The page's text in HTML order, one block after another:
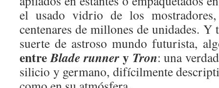
el usado vidrio de los
centenares de millones de unidades. Y
suerte de astroso mundo futurista,
entreBlade runnery Tron: una
silicio y germano, difícilmente